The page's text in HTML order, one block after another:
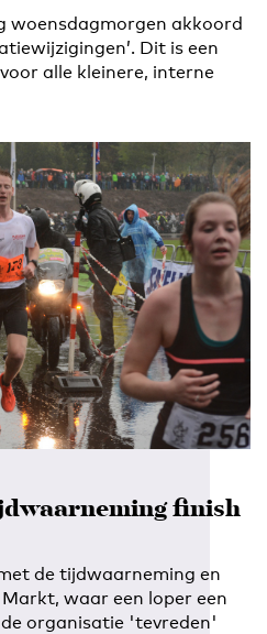
woensdagmorgen akkoord
Dit is een
alle kleinere, interne
finish
de tijdwaarneming en
waar een loper een
organisatie 'tevreden'